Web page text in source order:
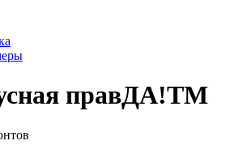
правДА!TM